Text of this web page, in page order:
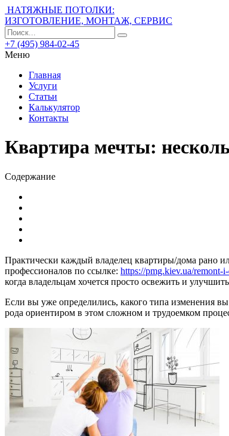
НАТЯЖНЫЕ ПОТОЛКИ:
ИЗГОТОВЛЕНИЕ, МОНТАЖ, СЕРВИС
+7 (495) 984-02-45
Меню
Главная
Услуги
Статьи
Калькулятор
Контакты
Квартира мечты:
Содержание
Практически каждый владелец квартиры/дома рано
профессионалов по ссылке: https://pmg.kiev.ua/remont-
когда владельцам хочется просто освежить и
Если вы уже определились, какого типа изменения
рода ориентиром в этом сложном и трудоемком